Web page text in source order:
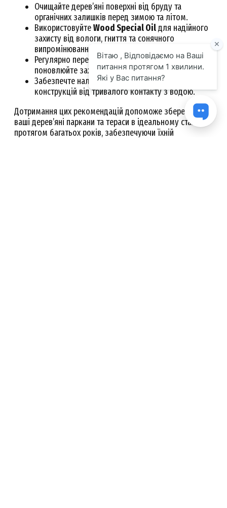
Очищайте дерев’яні поверхні від бруду та
органічних залишків перед зимою та літом.
ВикористовуйтеWood Special Oilдля надійного
захисту від вологи, гниття та сонячного
випромінювання.
Регулярно перевіряйте стан деревини та
поновлюйте захисне покриття.
Забезпечте належний дренаж і захист дерев’яних
конструкцій від тривалого контакту з водою.
Дотримання цих рекомендацій допоможе зберегти
ваші дерев’яні паркани та тераси в ідеальному стані
протягом багатьох років, забезпечуючи їхній